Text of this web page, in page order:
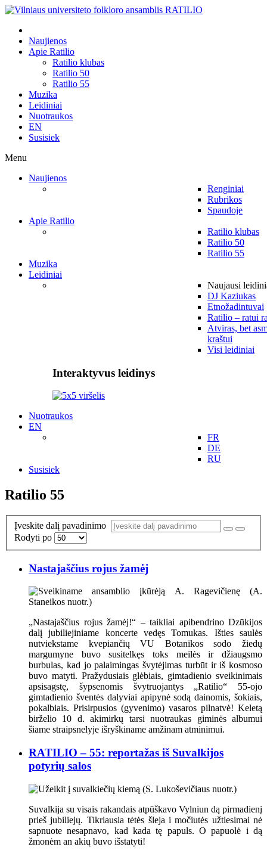
Naujienos
Apie Ratilio
Ratilio klubas
Ratilio 50
Ratilio 55
Muzika
Leidiniai
Nuotraukos
EN
Susisiek
Menu
Naujienos
Renginiai
Rubrikos
Spaudoje
Apie Ratilio
Ratilio klubas
Ratilio 50
Ratilio 55
Muzika
Leidiniai
Naujausi
DJ Kaziukas
Etnožadintuvai
Ratilio – ratui
Atviras, bet
kraštui
Visi leidiniai
Interaktyvus leidinys
Nuotraukos
EN
FR
DE
RU
Susisiek
Ratilio 55
Įveskite dalį pavadinimo
Rodyti po
Nastajaščius rojus žamėj
„Nastajaščius rojus žamėj!“ – taikliai apibendrino Dzūkijos
dalį jubiliejiniame koncerte vedęs Tomukas. Išties saulės
nutviekstame kvepiančių VU Botanikos sodo žiedų
margumyne buvo susitelkęs toks meilės ir džiaugsmo
burbulas, kad jo palaimingas švytėjimas turbūt ir iš kosmoso
buvo matyti. Pražydusiais glėbiais, gimtadienio sveikinimais
apsisagstę, šypsenomis švytruojantys „Ratilio“ 55-ojo
gimtadienio šventės dalyviai apipynė sodą dainomis, šokiais,
pokalbiais. Prisirpusios (gyvenimo) vasaros pilnatvė! Keletą
birželio 10 d. akimirkų tarsi nuotraukas giminės albumui
šiame straipsnelyje išryškiname amžinam atminimui.
RATILIO – 55: reportažas iš Suvalkijos
potyrių salos
Suvalkija su visais rakandais atpūškavo Vylniun dą pirmadienį
prieš jubiliejų. Tikriausia tėtės šleja i močiutės užtiesimai nė
sapnuote nesapnavo, kad kada tę papuls. O papuolė i dą
žmonėm an akių buvo išstatyti!